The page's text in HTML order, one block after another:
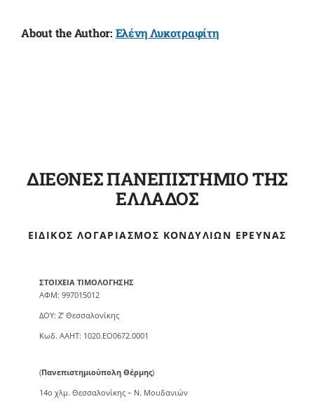
About the Author: Ελένη Λυκοτραφίτη
ΔΙΕΘΝΕΣ ΠΑΝΕΠΙΣΤΗΜΙΟ ΤΗΣ
ΕΛΛΑΔΟΣ
ΕΙΔΙΚΌΣ ΛΟΓΑΡΙΑΣΜΌΣ ΚΟΝΔΥΛΊΩΝ ΈΡΕΥΝΑΣ
ΣΤΟΙΧΕΙΑ ΤΙΜΟΛΟΓΗΣΗΣ
ΑΦΜ: 997015012
ΔΟΥ: Ζ’ Θεσσαλονίκης
Κωδ. ΑΑΗΤ: 1020.ΕΟ0672.0001
(Πανεπιστημιούπολη Θέρμης)
14ο χλμ. Θεσσαλονίκης – Ν. Μουδανιών